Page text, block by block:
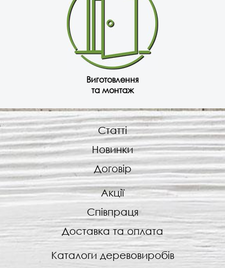
Виготовлення
та монтаж
Статті
Новинки
Договір
Акції
Співпраця
Доставка та оплата
Каталоги деревовиробів